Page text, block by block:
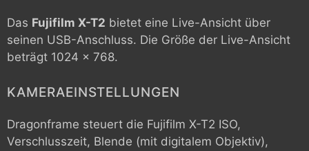
Das Fujifilm X-T2 bietet eine Live-Ansicht über
seinen USB-Anschluss. Die Größe der Live-Ansicht
beträgt 1024 x 768.
KAMERAEINSTELLUNGEN
Dragonframe steuert die Fujifilm X-T2 ISO,
Verschlusszeit, Blende (mit digitalem Objektiv),